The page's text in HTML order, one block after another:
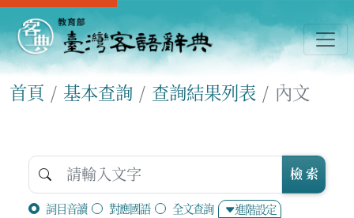
首頁 基本查詢 查詢結果列表 內文
詞目音讀 對應國語 全文查詢 進階設定
檢 索